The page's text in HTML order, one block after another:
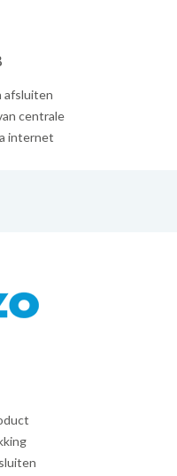
afsluiten
centrale
internet